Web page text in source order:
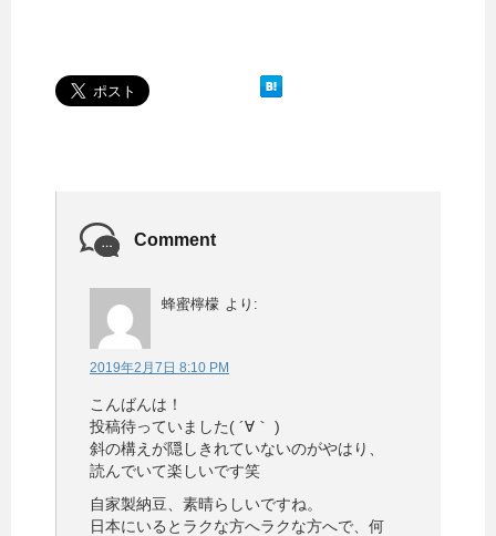
Comment
蜂蜜檸檬 より:
2019年2月7日 8:10 PM
こんばんは！
投稿待っていました( ´∀｀ )
斜の構えが隠しきれていないのがやはり、
読んでいて楽しいです笑
自家製納豆、素晴らしいですね。
日本にいるとラクな方へラクな方へで、何